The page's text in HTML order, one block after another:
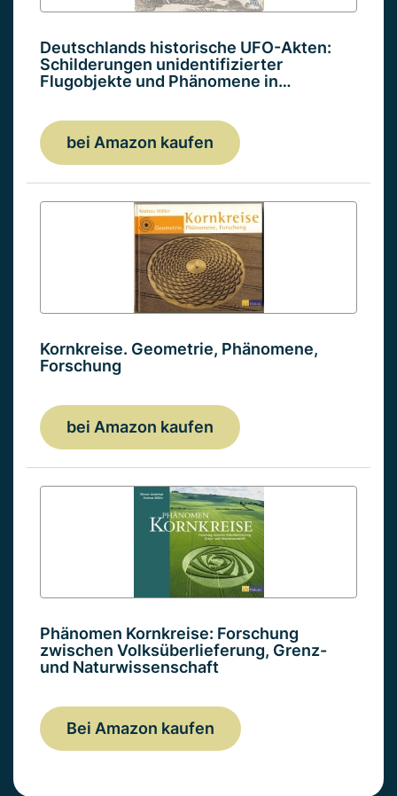
Deutschlands historische UFO-Akten:
Schilderungen unidentifizierter
Flugobjekte und Phänomene in…
bei Amazon kaufen
Kornkreise. Geometrie, Phänomene,
Forschung
bei Amazon kaufen
Phänomen Kornkreise: Forschung
zwischen Volksüberlieferung, Grenz-
und Naturwissenschaft
Bei Amazon kaufen